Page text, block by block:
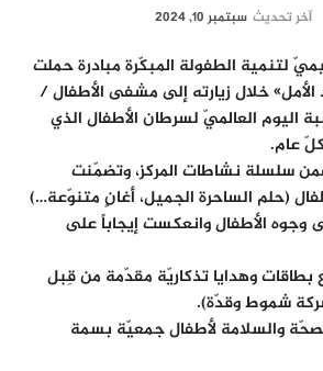
آخر تحديث سبتمبر 10, 2024
لتنمية الطفولة المبكّرة مبادرة حملت
خلال زيارته إلى مشفى الأطفال /
اليوم العالميّ لسرطان الأطفال الذي
سلسلة نشاطات المركز، وتضمّنت
(حلم الساحرة الجميل، أغانٍ متنوّعة…)
الأطفال وانعكست إيجاباً على
بطاقات وهدايا تذكاريّة مقدّمة من قِبل
شموط وقدّة).
والسلامة لأطفال جمعيّة بسمة